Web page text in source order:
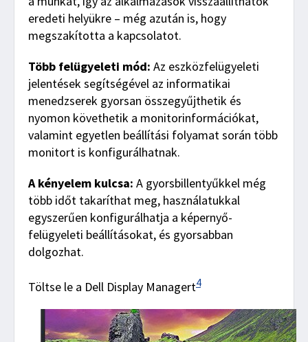
eredeti helyükre – még azután is, hogy
megszakította a kapcsolatot.
Több felügyeleti mód: Az eszközfelügyeleti
jelentések segítségével az informatikai
menedzserek gyorsan összegyűjthetik és
nyomon követhetik a monitorinformációkat,
valamint egyetlen beállítási folyamat során több
monitort is konfigurálhatnak.
A kényelem kulcsa: A gyorsbillentyűkkel még
több időt takaríthat meg, használatukkal
egyszerűen konfigurálhatja a képernyő-
felügyeleti beállításokat, és gyorsabban
dolgozhat.
Töltse le a Dell Display Managert4